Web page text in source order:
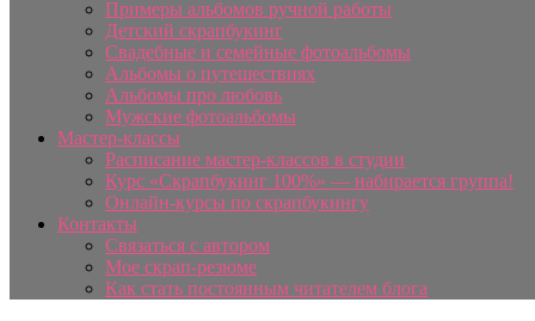
Примеры альбомов ручной работы
Детский скрапбукинг
Свадебные и семейные фотоальбомы
Альбомы о путешествиях
Альбомы про любовь
Мужские фотоальбомы
Мастер-классы
Расписание мастер-классов в студии
Курс «Скрапбукинг 100%» — набирается группа!
Онлайн-курсы по скрапбукингу
Контакты
Связаться с автором
Мое скрап-резюме
Как стать постоянным читателем блога